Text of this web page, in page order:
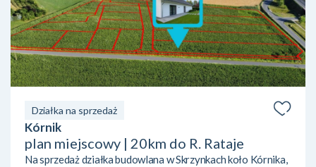
Działka na sprzedaż
Kórnik
plan miejscowy | 20km do R. Rataje
Na sprzedaż działka budowlana w Skrzynkach koło Kórnika,